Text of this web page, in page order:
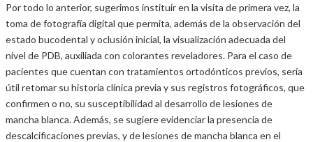
Por todo lo anterior, sugerimos instituir en la visita de primera vez, la
toma de fotografía digital que permita, además de la observación del
estado bucodental y oclusión inicial, la visualización adecuada del
nivel de PDB, auxiliada con colorantes reveladores. Para el caso de
pacientes que cuentan con tratamientos ortodónticos previos, sería
útil retomar su historia clínica previa y sus registros fotográficos, que
confirmen o no, su susceptibilidad al desarrollo de lesiones de
mancha blanca. Además, se sugiere evidenciar la presencia de
descalcificaciones previas, y de lesiones de mancha blanca en el